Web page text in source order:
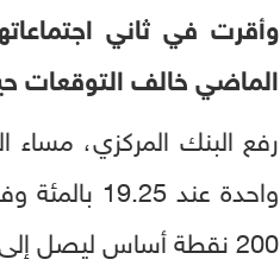
وأقرت في ثاني
الماضي خالف التوقعات
رفع البنك المركزي، مساء
200 نقطة أساس ليصل إلى 18.75 بالمئة.